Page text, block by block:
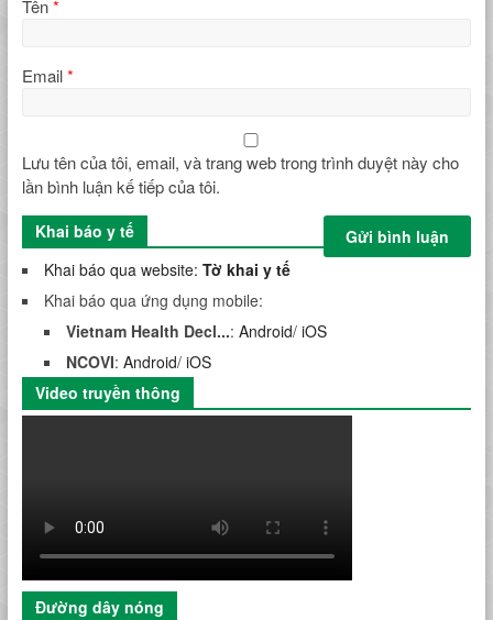
Tên*
Email*
Lưu tên của tôi, email, và trang web trong trình duyệt này cho
lần bình luận kế tiếp của tôi.
Khai báo y tế
Khai báo qua website: Tờ khai y tế
Khai báo qua ứng dụng mobile:
Vietnam Health Decl...: Android/ iOS
NCOVI: Android/ iOS
Video truyền thông
Đường dây nóng